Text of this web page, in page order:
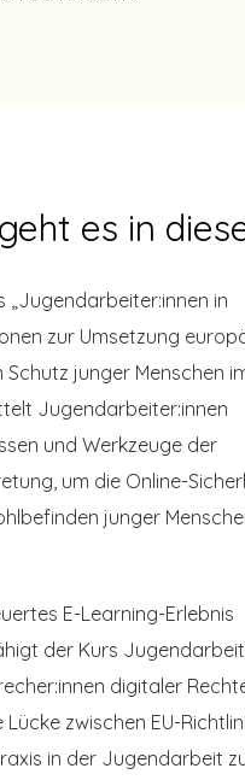
es in
„Jugendarbeiter:innen in
zur Umsetzung
junger Menschen
Jugendarbeiter:innen
und Werkzeuge der
um die Online-
junger
E-Learning-Erlebnis
der Kurs
digitaler
zwischen EU-
in der Jugendarbeit